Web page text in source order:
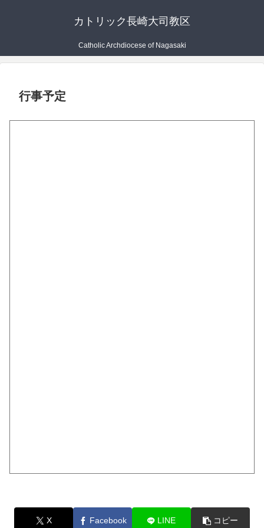
カトリック長崎大司教区
Catholic Archdiocese of Nagasaki
行事予定
X Facebook LINE コピー